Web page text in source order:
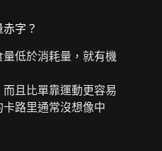
字？
低於消耗量，就有機
而且比單靠運動更容易
路里通常沒想像中